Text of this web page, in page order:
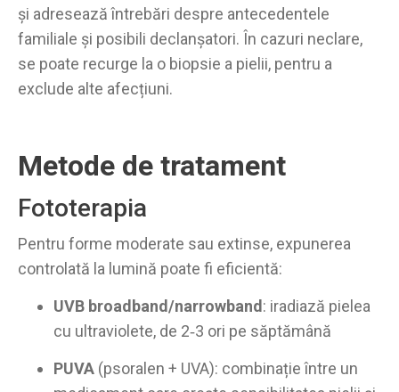
și adresează întrebări despre antecedentele
familiale și posibili declanșatori. În cazuri neclare,
se poate recurge la o biopsie a pielii, pentru a
exclude alte afecțiuni.
Metode de tratament
Fototerapia
Pentru forme moderate sau extinse, expunerea
controlată la lumină poate fi eficientă:
UVB broadband/narrowband : iradiază pielea
cu ultraviolete, de 2‑3 ori pe săptămână
PUVA (psoralen + UVA): combinație între un